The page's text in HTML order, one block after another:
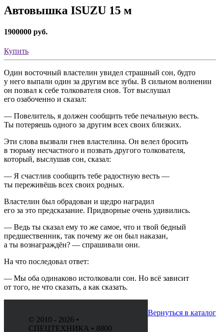
Автовышка ISUZU 15 м
1900000 руб.
Купить
Один восточный властелин увидел страшный сон, будто
у него выпали один за другим все зубы. В сильном волнении
он позвал к себе толкователя снов. Тот выслушал
его озабоченно и сказал:
— Повелитель, я должен сообщить тебе печальную весть.
Ты потеряешь одного за другим всех своих близких.
Эти слова вызвали гнев властелина. Он велел бросить
в тюрьму несчастного и позвать другого толкователя,
который, выслушав сон, сказал:
— Я счастлив сообщить тебе радостную весть —
ты переживёшь всех своих родных.
Властелин был обрадован и щедро наградил
его за это предсказание. Придворные очень удивились.
— Ведь ты сказал ему то же самое, что и твой бедный
предшественник, так почему же он был наказан,
а ты вознаграждён? — спрашивали они.
На что последовал ответ:
— Мы оба одинаково истолковали сон. Но всё зависит
от того, не что сказать, а как сказать.
Вернуться в каталог
© 2010 - 2026 •
СПЕЦТЕХНИКА • 8800